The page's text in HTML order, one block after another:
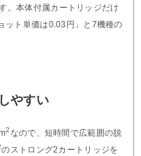
。本体付属カートリッジだけ
ット単価は0.03円」と7機種の
やすい
2 なので、短時間で広範囲の脱
のストロング2カートリッジを